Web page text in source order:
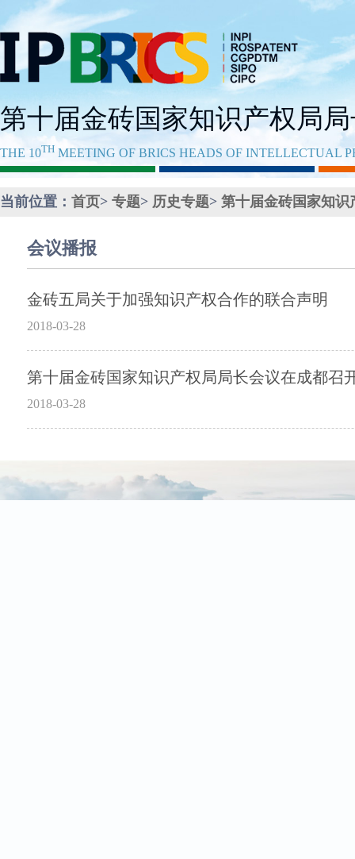
第十届金砖国家知识产权局
THE 10TH MEETING OF BRICS HEADS OF INTELLECTUAL
当前位置： 首页> 专题> 历史专题> 第十届金砖国家知识
会议播报
金砖五局关于加强知识产权合作的联合声明
2018-03-28
第十届金砖国家知识产权局局长会议在成都召
2018-03-28